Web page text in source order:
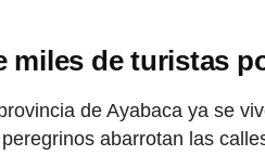
miles de turistas
de Ayabaca ya se
abarrotan las